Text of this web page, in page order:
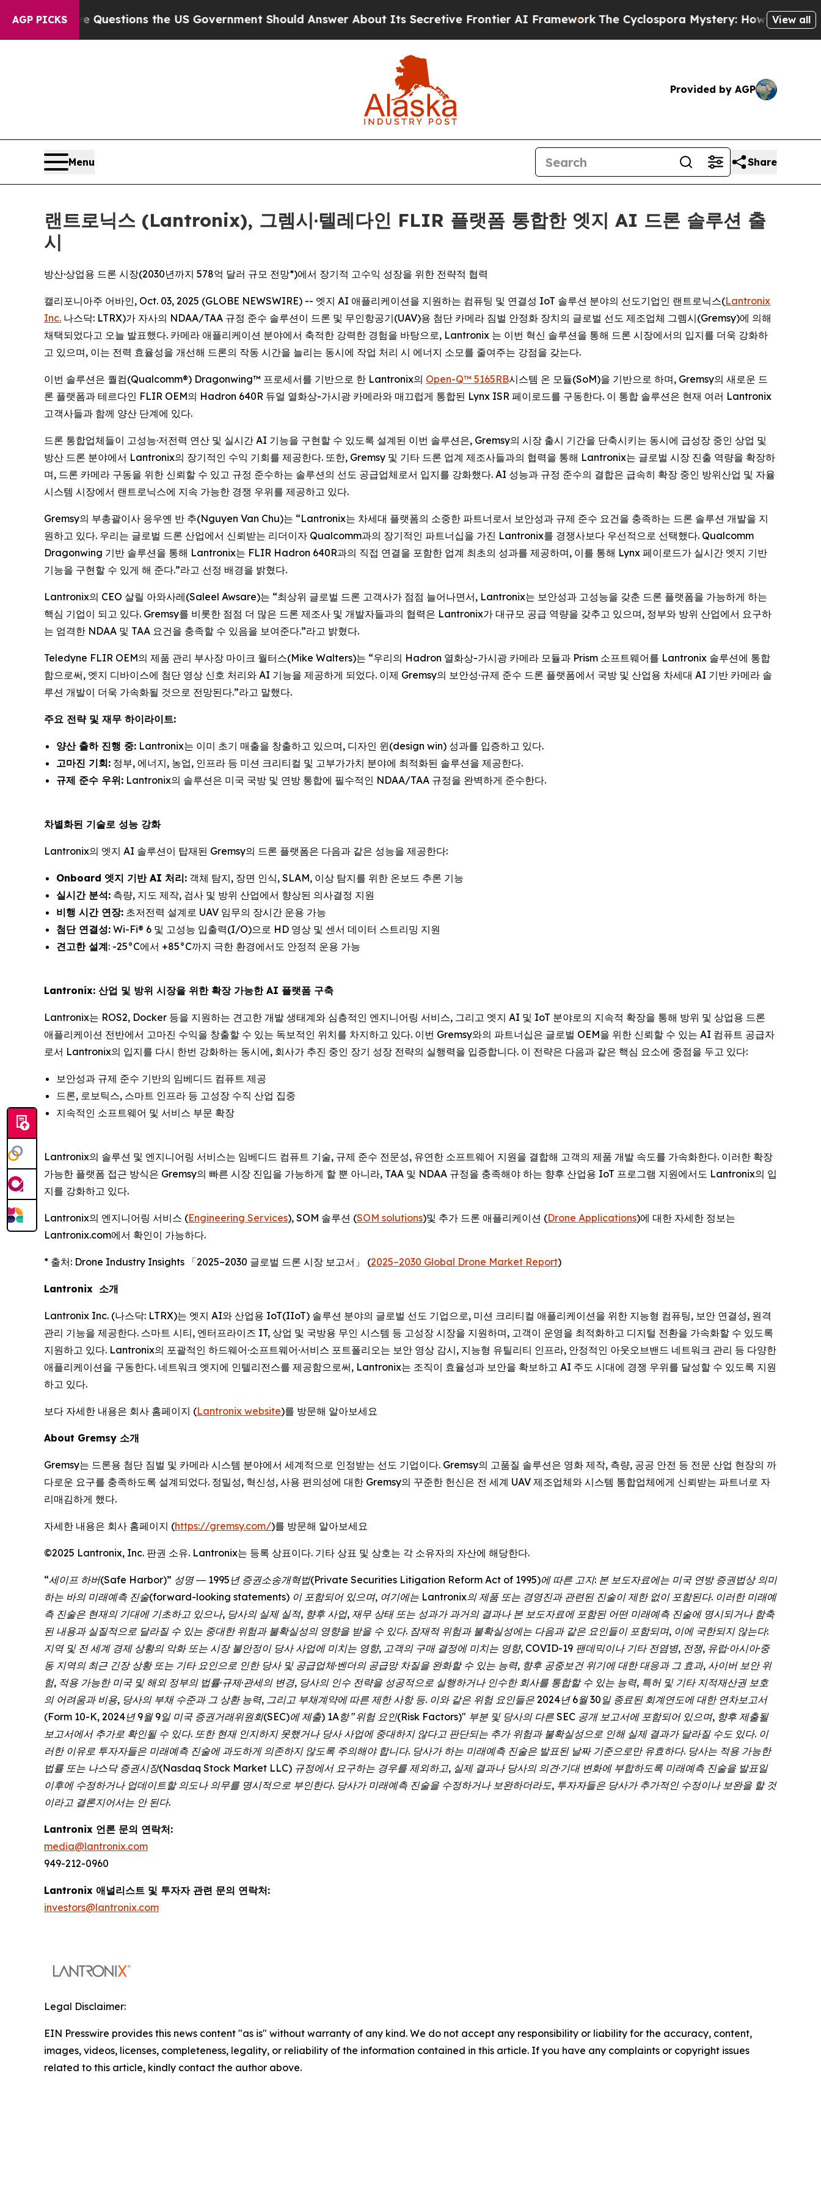
AGP PICKS
Questions the US Government Should Answer About Its Secretive Frontier AI FrameworkThe Cyclospora Mystery: How Human Poop Got on
View all
Provided by AGP
Menu Share
랜트로닉스 (Lantronix), 그렘시·텔레다인 FLIR 플랫폼 통합한 엣지 AI 드론 솔루션 출
시
방산·상업용 드론 시장(2030년까지 578억 달러 규모 전망*)에서 장기적 고수익 성장을 위한 전략적 협력
캘리포니아주 어바인, Oct. 03, 2025 (GLOBE NEWSWIRE) -- 엣지 AI 애플리케이션을 지원하는 컴퓨팅 및 연결성 IoT 솔루션 분야의 선도기업인 랜트로닉스(Lantronix
Inc. 나스닥: LTRX)가 자사의 NDAA/TAA 규정 준수 솔루션이 드론 및 무인항공기(UAV)용 첨단 카메라 짐벌 안정화 장치의 글로벌 선도 제조업체 그렘시(Gremsy)에 의해
채택되었다고 오늘 발표했다. 카메라 애플리케이션 분야에서 축적한 강력한 경험을 바탕으로, Lantronix 는 이번 혁신 솔루션을 통해 드론 시장에서의 입지를 더욱 강화하
고 있으며, 이는 전력 효율성을 개선해 드론의 작동 시간을 늘리는 동시에 작업 처리 시 에너지 소모를 줄여주는 강점을 갖는다.
이번 솔루션은 퀄컴(Qualcomm®) Dragonwing™ 프로세서를 기반으로 한 Lantronix의 Open-Q™ 5165RB시스템 온 모듈(SoM)을 기반으로 하며, Gremsy의 새로운 드
론 플랫폼과 테르다인 FLIR OEM의 Hadron 640R 듀얼 열화상-가시광 카메라와 매끄럽게 통합된 Lynx ISR 페이로드를 구동한다. 이 통합 솔루션은 현재 여러 Lantronix
고객사들과 함께 양산 단계에 있다.
드론 통합업체들이 고성능·저전력 연산 및 실시간 AI 기능을 구현할 수 있도록 설계된 이번 솔루션은, Gremsy의 시장 출시 기간을 단축시키는 동시에 급성장 중인 상업 및
방산 드론 분야에서 Lantronix의 장기적인 수익 기회를 제공한다. 또한, Gremsy 및 기타 드론 업계 제조사들과의 협력을 통해 Lantronix는 글로벌 시장 진출 역량을 확장하
며, 드론 카메라 구동을 위한 신뢰할 수 있고 규정 준수하는 솔루션의 선도 공급업체로서 입지를 강화했다. AI 성능과 규정 준수의 결합은 급속히 확장 중인 방위산업 및 자율
시스템 시장에서 랜트로닉스에 지속 가능한 경쟁 우위를 제공하고 있다.
Gremsy의 부총괄이사 응우옌 반 추(Nguyen Van Chu)는 “Lantronix는 차세대 플랫폼의 소중한 파트너로서 보안성과 규제 준수 요건을 충족하는 드론 솔루션 개발을 지
원하고 있다. 우리는 글로벌 드론 산업에서 신뢰받는 리더이자 Qualcomm과의 장기적인 파트너십을 가진 Lantronix를 경쟁사보다 우선적으로 선택했다. Qualcomm
Dragonwing 기반 솔루션을 통해 Lantronix는 FLIR Hadron 640R과의 직접 연결을 포함한 업계 최초의 성과를 제공하며, 이를 통해 Lynx 페이로드가 실시간 엣지 기반
기능을 구현할 수 있게 해 준다.”라고 선정 배경을 밝혔다.
Lantronix의 CEO 살릴 아와사레(Saleel Awsare)는 “최상위 글로벌 드론 고객사가 점점 늘어나면서, Lantronix는 보안성과 고성능을 갖춘 드론 플랫폼을 가능하게 하는
핵심 기업이 되고 있다. Gremsy를 비롯한 점점 더 많은 드론 제조사 및 개발자들과의 협력은 Lantronix가 대규모 공급 역량을 갖추고 있으며, 정부와 방위 산업에서 요구하
는 엄격한 NDAA 및 TAA 요건을 충족할 수 있음을 보여준다.”라고 밝혔다.
Teledyne FLIR OEM의 제품 관리 부사장 마이크 월터스(Mike Walters)는 “우리의 Hadron 열화상-가시광 카메라 모듈과 Prism 소프트웨어를 Lantronix 솔루션에 통합
함으로써, 엣지 디바이스에 첨단 영상 신호 처리와 AI 기능을 제공하게 되었다. 이제 Gremsy의 보안성·규제 준수 드론 플랫폼에서 국방 및 산업용 차세대 AI 기반 카메라 솔
루션 개발이 더욱 가속화될 것으로 전망된다.”라고 말했다.
주요 전략 및 재무 하이라이트:
양산 출하 진행 중: Lantronix는 이미 초기 매출을 창출하고 있으며, 디자인 윈(design win) 성과를 입증하고 있다.
고마진 기회: 정부, 에너지, 농업, 인프라 등 미션 크리티컬 및 고부가가치 분야에 최적화된 솔루션을 제공한다.
규제 준수 우위: Lantronix의 솔루션은 미국 국방 및 연방 통합에 필수적인 NDAA/TAA 규정을 완벽하게 준수한다.
차별화된 기술로 성능 강화
Lantronix의 엣지 AI 솔루션이 탑재된 Gremsy의 드론 플랫폼은 다음과 같은 성능을 제공한다:
Onboard 엣지 기반 AI 처리: 객체 탐지, 장면 인식, SLAM, 이상 탐지를 위한 온보드 추론 기능
실시간 분석: 측량, 지도 제작, 검사 및 방위 산업에서 향상된 의사결정 지원
비행 시간 연장: 초저전력 설계로 UAV 임무의 장시간 운용 가능
첨단 연결성: Wi-Fi® 6 및 고성능 입출력(I/O)으로 HD 영상 및 센서 데이터 스트리밍 지원
견고한 설계: -25°C에서 +85°C까지 극한 환경에서도 안정적 운용 가능
Lantronix: 산업 및 방위 시장을 위한 확장 가능한 AI 플랫폼 구축
Lantronix는 ROS2, Docker 등을 지원하는 견고한 개발 생태계와 심층적인 엔지니어링 서비스, 그리고 엣지 AI 및 IoT 분야로의 지속적 확장을 통해 방위 및 상업용 드론
애플리케이션 전반에서 고마진 수익을 창출할 수 있는 독보적인 위치를 차지하고 있다. 이번 Gremsy와의 파트너십은 글로벌 OEM을 위한 신뢰할 수 있는 AI 컴퓨트 공급자
로서 Lantronix의 입지를 다시 한번 강화하는 동시에, 회사가 추진 중인 장기 성장 전략의 실행력을 입증합니다. 이 전략은 다음과 같은 핵심 요소에 중점을 두고 있다:
보안성과 규제 준수 기반의 임베디드 컴퓨트 제공
드론, 로보틱스, 스마트 인프라 등 고성장 수직 산업 집중
지속적인 소프트웨어 및 서비스 부문 확장
Lantronix의 솔루션 및 엔지니어링 서비스는 임베디드 컴퓨트 기술, 규제 준수 전문성, 유연한 소프트웨어 지원을 결합해 고객의 제품 개발 속도를 가속화한다. 이러한 확장
가능한 플랫폼 접근 방식은 Gremsy의 빠른 시장 진입을 가능하게 할 뿐 아니라, TAA 및 NDAA 규정을 충족해야 하는 향후 산업용 IoT 프로그램 지원에서도 Lantronix의 입
지를 강화하고 있다.
Lantronix의 엔지니어링 서비스 (Engineering Services), SOM 솔루션 (SOM solutions)및 추가 드론 애플리케이션 (Drone Applications)에 대한 자세한 정보는
Lantronix.com에서 확인이 가능하다.
* 출처: Drone Industry Insights 「2025–2030 글로벌 드론 시장 보고서」 (2025–2030 Global Drone Market Report)
Lantronix 소개
Lantronix Inc. (나스닥: LTRX)는 엣지 AI와 산업용 IoT(IIoT) 솔루션 분야의 글로벌 선도 기업으로, 미션 크리티컬 애플리케이션을 위한 지능형 컴퓨팅, 보안 연결성, 원격
관리 기능을 제공한다. 스마트 시티, 엔터프라이즈 IT, 상업 및 국방용 무인 시스템 등 고성장 시장을 지원하며, 고객이 운영을 최적화하고 디지털 전환을 가속화할 수 있도록
지원하고 있다. Lantronix의 포괄적인 하드웨어·소프트웨어·서비스 포트폴리오는 보안 영상 감시, 지능형 유틸리티 인프라, 안정적인 아웃오브밴드 네트워크 관리 등 다양한
애플리케이션을 구동한다. 네트워크 엣지에 인텔리전스를 제공함으로써, Lantronix는 조직이 효율성과 보안을 확보하고 AI 주도 시대에 경쟁 우위를 달성할 수 있도록 지원
하고 있다.
보다 자세한 내용은 회사 홈페이지 (Lantronix website)를 방문해 알아보세요
About Gremsy 소개
Gremsy는 드론용 첨단 짐벌 및 카메라 시스템 분야에서 세계적으로 인정받는 선도 기업이다. Gremsy의 고품질 솔루션은 영화 제작, 측량, 공공 안전 등 전문 산업 현장의 까
다로운 요구를 충족하도록 설계되었다. 정밀성, 혁신성, 사용 편의성에 대한 Gremsy의 꾸준한 헌신은 전 세계 UAV 제조업체와 시스템 통합업체에게 신뢰받는 파트너로 자
리매김하게 했다.
자세한 내용은 회사 홈페이지 (https://gremsy.com/)를 방문해 알아보세요
©2025 Lantronix, Inc. 판권 소유. Lantronix는 등록 상표이다. 기타 상표 및 상호는 각 소유자의 자산에 해당한다.
“세이프 하버(Safe Harbor)” 성명 ― 1995년 증권소송개혁법(Private Securities Litigation Reform Act of 1995)에 따른 고지: 본 보도자료에는 미국 연방 증권법상 의미
하는 바의 미래예측 진술(forward-looking statements) 이 포함되어 있으며, 여기에는 Lantronix의 제품 또는 경영진과 관련된 진술이 제한 없이 포함된다. 이러한 미래예
측 진술은 현재의 기대에 기초하고 있으나, 당사의 실제 실적, 향후 사업, 재무 상태 또는 성과가 과거의 결과나 본 보도자료에 포함된 어떤 미래예측 진술에 명시되거나 함축
된 내용과 실질적으로 달라질 수 있는 중대한 위험과 불확실성의 영향을 받을 수 있다. 잠재적 위험과 불확실성에는 다음과 같은 요인들이 포함되며, 이에 국한되지 않는다:
지역 및 전 세계 경제 상황의 악화 또는 시장 불안정이 당사 사업에 미치는 영향, 고객의 구매 결정에 미치는 영향, COVID-19 팬데믹이나 기타 전염병, 전쟁, 유럽·아시아·중
동 지역의 최근 긴장 상황 또는 기타 요인으로 인한 당사 및 공급업체·벤더의 공급망 차질을 완화할 수 있는 능력, 향후 공중보건 위기에 대한 대응과 그 효과, 사이버 보안 위
험, 적용 가능한 미국 및 해외 정부의 법률·규제·관세의 변경, 당사의 인수 전략을 성공적으로 실행하거나 인수한 회사를 통합할 수 있는 능력, 특허 및 기타 지적재산권 보호
의 어려움과 비용, 당사의 부채 수준과 그 상환 능력, 그리고 부채계약에 따른 제한 사항 등. 이와 같은 위험 요인들은 2024년 6월 30일 종료된 회계연도에 대한 연차보고서
(Form 10-K, 2024년 9월 9일 미국 증권거래위원회(SEC)에 제출) 1A항 "위험 요인(Risk Factors)" 부분 및 당사의 다른 SEC 공개 보고서에 포함되어 있으며, 향후 제출될
보고서에서 추가로 확인될 수 있다. 또한 현재 인지하지 못했거나 당사 사업에 중대하지 않다고 판단되는 추가 위험과 불확실성으로 인해 실제 결과가 달라질 수도 있다. 이
러한 이유로 투자자들은 미래예측 진술에 과도하게 의존하지 않도록 주의해야 합니다. 당사가 하는 미래예측 진술은 발표된 날짜 기준으로만 유효하다. 당사는 적용 가능한
법률 또는 나스닥 증권시장(Nasdaq Stock Market LLC) 규정에서 요구하는 경우를 제외하고, 실제 결과나 당사의 의견·기대 변화에 부합하도록 미래예측 진술을 발표일
이후에 수정하거나 업데이트할 의도나 의무를 명시적으로 부인한다. 당사가 미래예측 진술을 수정하거나 보완하더라도, 투자자들은 당사가 추가적인 수정이나 보완을 할 것
이라고 결론지어서는 안 된다.
Lantronix 언론 문의 연락처:
media@lantronix.com
949-212-0960
Lantronix 애널리스트 및 투자자 관련 문의 연락처:
investors@lantronix.com
Legal Disclaimer:
EIN Presswire provides this news content "as is" without warranty of any kind. We do not accept any responsibility or liability for the accuracy, content,
images, videos, licenses, completeness, legality, or reliability of the information contained in this article. If you have any complaints or copyright issues
related to this article, kindly contact the author above.